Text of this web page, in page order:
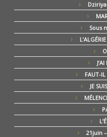
Sous
FAUT-IL
JE
21juin –